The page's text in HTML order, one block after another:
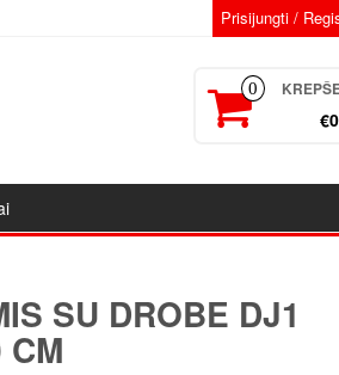
Prisijungti /
0
SU DROBE DJ1